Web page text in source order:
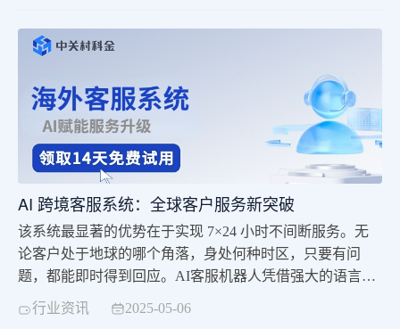
展，增强服务透明度。这些功能不仅简化了理赔流程，还
通过减少人工操作降低错误率，有效提升服务质量，降低
AI 跨境客服系统：全球客户服务新突破
该系统最显著的优势在于实现 7×24 小时不间断服务。无
论客户处于地球的哪个角落，身处何种时区，只要有问
题，都能即时得到回应。AI客服机器人凭借强大的语言处
理能力，能够模拟真人对话，快速处理常见咨询、解答各
行业资讯 2025-05-06